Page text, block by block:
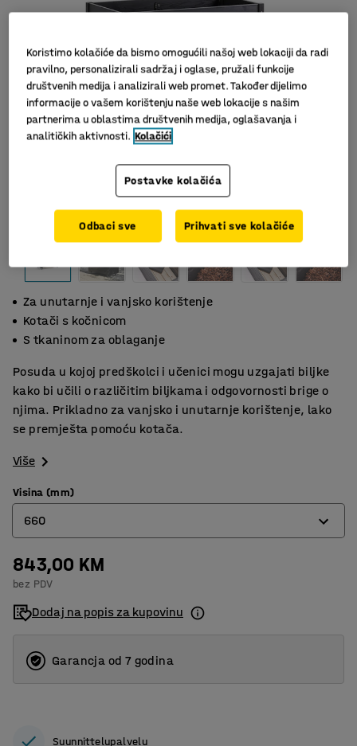
Za unutarnje i vanjsko korištenje
Kotači s kočnicom
S tkaninom za oblaganje
Posuda u kojoj predškolci i učenici mogu uzgajati biljke
kako bi učili o različitim biljkama i odgovornosti brige o
njima. Prikladno za vanjsko i unutarnje korištenje, lako
se premješta pomoću kotača.
Više
Visina (mm)
660
470
660
843,00 KM
bez PDV
Dodaj na popis za kupovinu
Garancja od 7 godina
Suunnittelupalvelu
Koristimo kolačiće da bismo omogućili našoj web lokaciji da radi
pravilno, personalizirali sadržaj i oglase, pružali funkcije
društvenih medija i analizirali web promet. Također dijelimo
informacije o vašem korištenju naše web lokacije s našim
partnerima u oblastima društvenih medija, oglašavanja i
analitičkih aktivnosti. Kolačići
Postavke kolačića
Odbaci sve Prihvati sve kolačiće